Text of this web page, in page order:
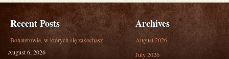
Recent Posts
Bohaterowie, w których się zakochasz
August 6, 2026
Archives
August 2026
July 2026